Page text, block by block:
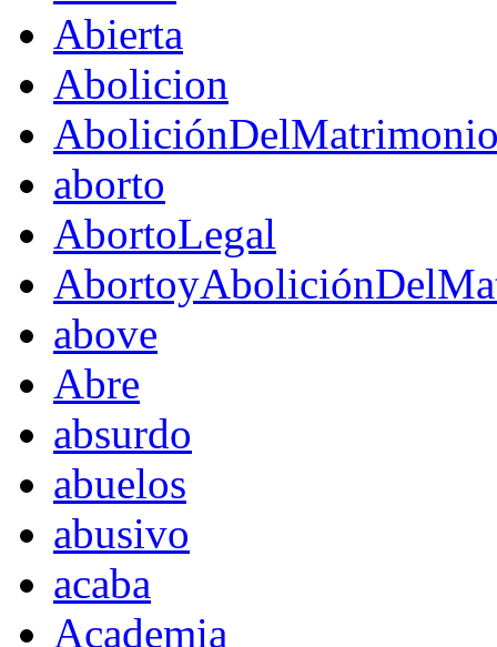
Abierta
Abolicion
aborto
AbortoLegal
above
Abre
absurdo
abuelos
abusivo
acaba
Academia